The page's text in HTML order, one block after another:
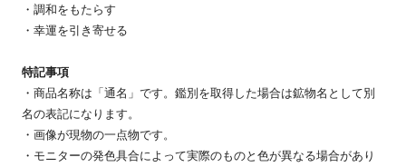
・調和をもたらす
・幸運を引き寄せる
特記事項
・商品名称は「通名」です。鑑別を取得した場合は鉱物名として別
名の表記になります。
・画像が現物の一点物です。
・モニターの発色具合によって実際のものと色が異なる場合があり